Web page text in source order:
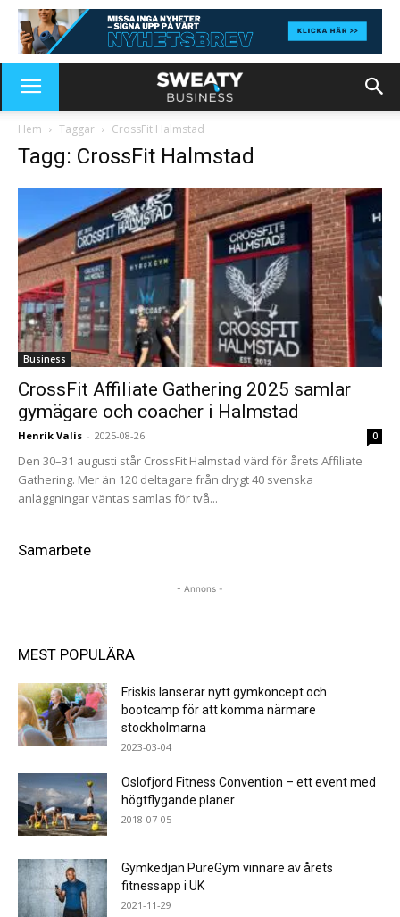
Hem Taggar CrossFit Halmstad
Tagg: CrossFit Halmstad
Business
CrossFit Affiliate Gathering 2025 samlar
gymägare och coacher i Halmstad
Henrik Valis - 2025-08-26 0
Den 30–31 augusti står CrossFit Halmstad värd för årets Affiliate
Gathering. Mer än 120 deltagare från drygt 40 svenska
anläggningar väntas samlas för två...
Samarbete
- Annons -
MEST POPULÄRA
Friskis lanserar nytt gymkoncept och
bootcamp för att komma närmare
stockholmarna
2023-03-04
Oslofjord Fitness Convention – ett event med
högtflygande planer
2018-07-05
Gymkedjan PureGym vinnare av årets
fitnessapp i UK
2021-11-29